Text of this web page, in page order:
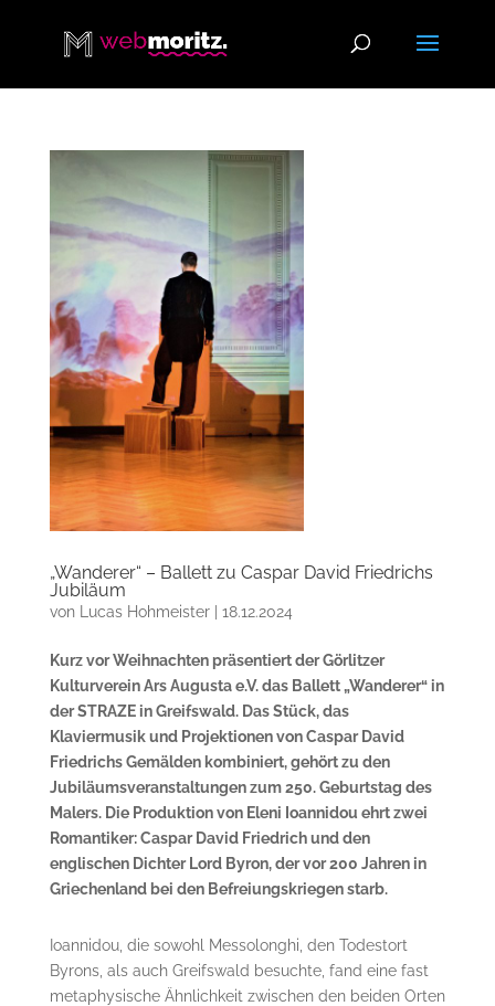
„Wanderer“ – Ballett zu Caspar David Friedrichs
Jubiläum
von Lucas Hohmeister| 18.12.2024
Kurz vor Weihnachten präsentiert der Görlitzer
Kulturverein Ars Augusta e.V. das Ballett „Wanderer“ in
der STRAZE in Greifswald. Das Stück, das
Klaviermusik und Projektionen von Caspar David
Friedrichs Gemälden kombiniert, gehört zu den
Jubiläumsveranstaltungen zum 250. Geburtstag des
Malers. Die Produktion von Eleni Ioannidou ehrt zwei
Romantiker: Caspar David Friedrich und den
englischen Dichter Lord Byron, der vor 200 Jahren in
Griechenland bei den Befreiungskriegen starb.
Ioannidou, die sowohl Messolonghi, den Todestort
Byrons, als auch Greifswald besuchte, fand eine fast
metaphysische Ähnlichkeit zwischen den beiden Orten